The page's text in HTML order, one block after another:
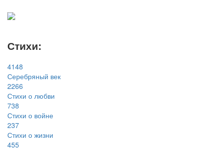
Стихи:
4148
Серебряный век
2266
Стихи о любви
738
Стихи о войне
237
Стихи о жизни
455